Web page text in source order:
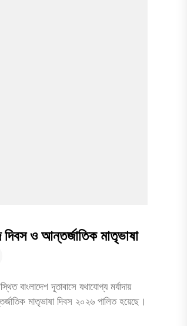
দিবস ও আন্তর্জাতিক মাতৃভাষা
বাংলাদেশ দূতাবাসে যথাযোগ্য মর্যাদায়
মাতৃভাষা দিবস ২০২৬ পালিত হয়েছে।